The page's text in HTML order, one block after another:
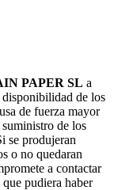
PAPER SL a
disponibilidad de los
de fuerza mayor
de los
se produjeran
o no quedaran
a contactar
pudiera haber